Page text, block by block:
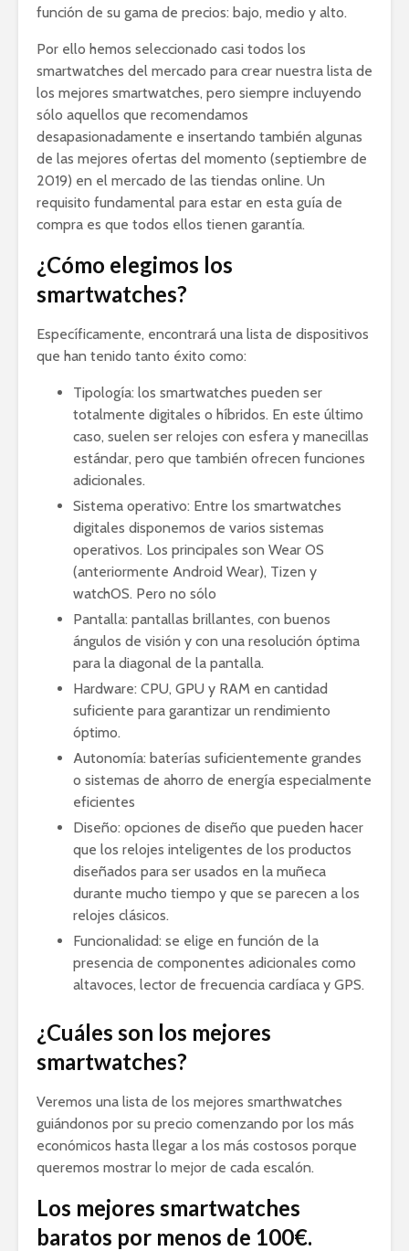
función de su gama de precios: bajo, medio y alto.
Por ello hemos seleccionado casi todos los
smartwatches del mercado para crear nuestra lista de
los mejores smartwatches, pero siempre incluyendo
sólo aquellos que recomendamos
desapasionadamente e insertando también algunas
de las mejores ofertas del momento (septiembre de
2019) en el mercado de las tiendas online. Un
requisito fundamental para estar en esta guía de
compra es que todos ellos tienen garantía.
¿Cómo elegimos los
smartwatches?
Específicamente, encontrará una lista de dispositivos
que han tenido tanto éxito como:
Tipología: los smartwatches pueden ser
totalmente digitales o híbridos. En este último
caso, suelen ser relojes con esfera y manecillas
estándar, pero que también ofrecen funciones
adicionales.
Sistema operativo: Entre los smartwatches
digitales disponemos de varios sistemas
operativos. Los principales son Wear OS
(anteriormente Android Wear), Tizen y
watchOS. Pero no sólo
Pantalla: pantallas brillantes, con buenos
ángulos de visión y con una resolución óptima
para la diagonal de la pantalla.
Hardware: CPU, GPU y RAM en cantidad
suficiente para garantizar un rendimiento
óptimo.
Autonomía: baterías suficientemente grandes
o sistemas de ahorro de energía especialmente
eficientes
Diseño: opciones de diseño que pueden hacer
que los relojes inteligentes de los productos
diseñados para ser usados en la muñeca
durante mucho tiempo y que se parecen a los
relojes clásicos.
Funcionalidad: se elige en función de la
presencia de componentes adicionales como
altavoces, lector de frecuencia cardíaca y GPS.
¿Cuáles son los mejores
smartwatches?
Veremos una lista de los mejores smarthwatches
guiándonos por su precio comenzando por los más
económicos hasta llegar a los más costosos porque
queremos mostrar lo mejor de cada escalón.
Los mejores smartwatches
baratos por menos de 100€.